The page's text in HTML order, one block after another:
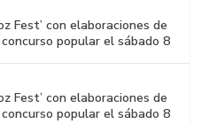
Fest’ con elaboraciones de
popular el sábado 8
Fest’ con elaboraciones de
popular el sábado 8